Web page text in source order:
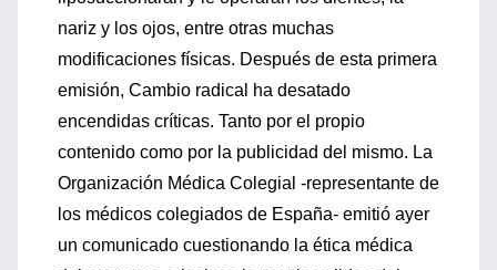
nariz y los ojos, entre otras muchas
modificaciones físicas. Después de esta primera
emisión, Cambio radical ha desatado
encendidas críticas. Tanto por el propio
contenido como por la publicidad del mismo. La
Organización Médica Colegial -representante de
los médicos colegiados de España- emitió ayer
un comunicado cuestionando la ética médica